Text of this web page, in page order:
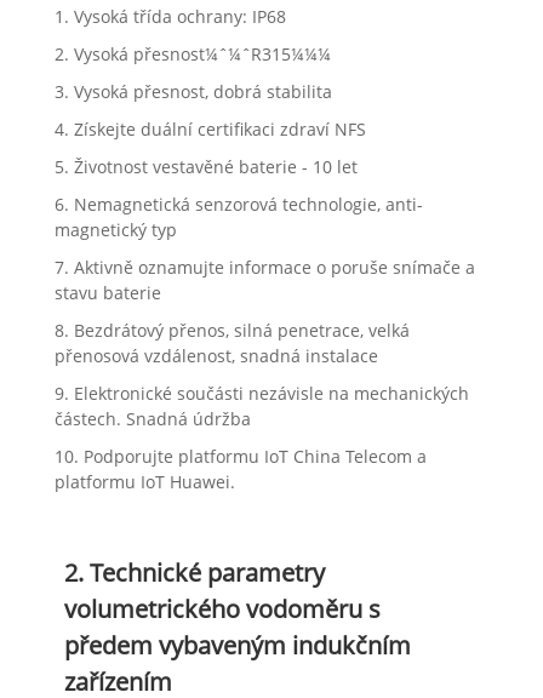
1. Vysoká třída ochrany: IP68
2. Vysoká přesnost¼ˆ¼ˆR315¼¼¼
3. Vysoká přesnost, dobrá stabilita
4. Získejte duální certifikaci zdraví NFS
5. Životnost vestavěné baterie - 10 let
6. Nemagnetická senzorová technologie, anti-
magnetický typ
7. Aktivně oznamujte informace o poruše snímače a
stavu baterie
8. Bezdrátový přenos, silná penetrace, velká
přenosová vzdálenost, snadná instalace
9. Elektronické součásti nezávisle na mechanických
částech. Snadná údržba
10. Podporujte platformu IoT China Telecom a
platformu IoT Huawei.
2. Technické parametry
volumetrického vodoměru s
předem vybaveným indukčním
zařízením